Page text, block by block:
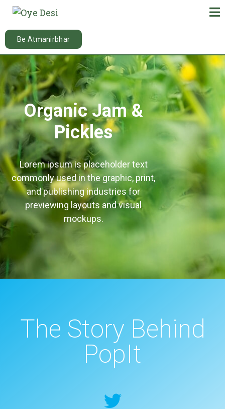
Be Atmanirbhar
12
/ 100
Organic Jam &
Pickles
Lorem ipsum is placeholder text
commonly used in the graphic, print,
and publishing industries for
previewing layouts and visual
mockups.
The Story Behind
PopIt